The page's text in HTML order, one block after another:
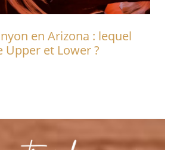
en Arizona : lequel
Upper et Lower ?